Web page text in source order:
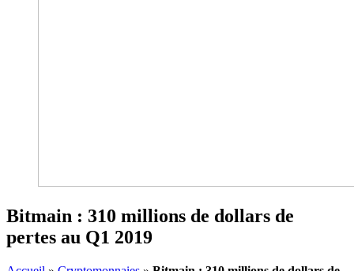
Bitmain : 310 millions de dollars de
pertes au Q1 2019